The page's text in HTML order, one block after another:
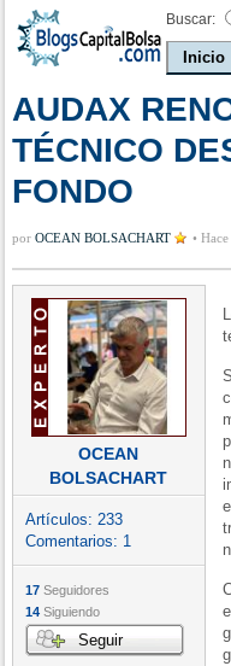
Buscar:
Inicio
AUDAX
TÉCNICO
FONDO
por OCEAN BOLSACHART •
OCEAN
BOLSACHART
Artículos: 233
Comentarios: 1
17 Seguidores
14 Siguiendo
Seguir